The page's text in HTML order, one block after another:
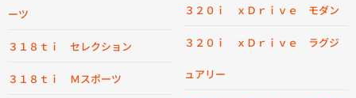
ーツ
３１８ｔｉ セレクション
３１８ｔｉ Ｍスポーツ
３２０ｉ ｘＤｒｉｖｅ モダン
３２０ｉ ｘＤｒｉｖｅ ラグジ
ュアリー